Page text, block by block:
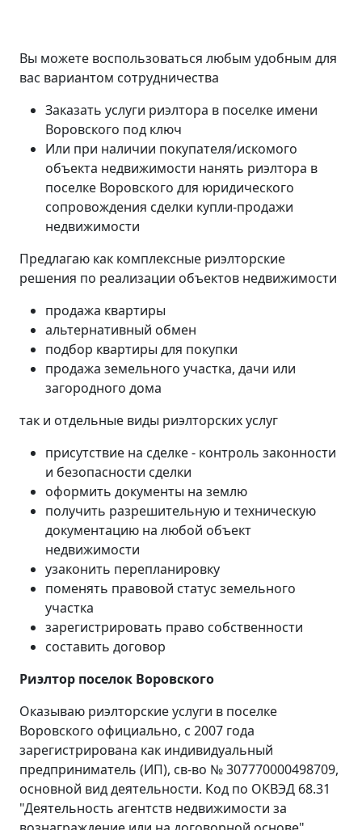
Вы можете воспользоваться любым удобным для
вас вариантом сотрудничества
Заказать услуги риэлтора в поселке имени
Воровского под ключ
Или при наличии покупателя/искомого
объекта недвижимости нанять риэлтора в
поселке Воровского для юридического
сопровождения сделки купли-продажи
недвижимости
Предлагаю как комплексные риэлторские
решения по реализации объектов недвижимости
продажа квартиры
альтернативный обмен
подбор квартиры для покупки
продажа земельного участка, дачи или
загородного дома
так и отдельные виды риэлторских услуг
присутствие на сделке - контроль законности
и безопасности сделки
оформить документы на землю
получить разрешительную и техническую
документацию на любой объект
недвижимости
узаконить перепланировку
поменять правовой статус земельного
участка
зарегистрировать право собственности
составить договор
Риэлтор поселок Воровского
Оказываю риэлторские услуги в поселке
Воровского официально, с 2007 года
зарегистрирована как индивидуальный
предприниматель (ИП), св-во № 307770000498709,
основной вид деятельности. Код по ОКВЭД 68.31
"Деятельность агентств недвижимости за